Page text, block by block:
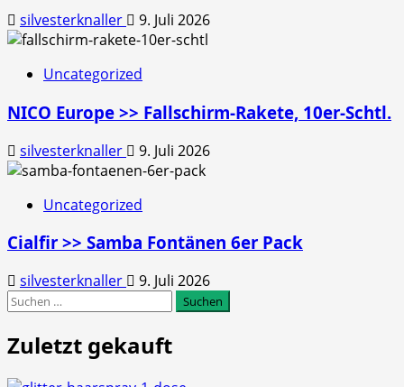
silvesterknaller 9. Juli 2026
Uncategorized
NICO Europe >> Fallschirm-Rakete, 10er-Schtl.
silvesterknaller 9. Juli 2026
Uncategorized
Cialfir >> Samba Fontänen 6er Pack
silvesterknaller
9. Juli 2026
Suchen
Zuletzt gekauft